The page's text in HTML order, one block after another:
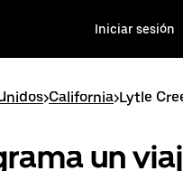
Iniciar sesión
>California>Lytle
un